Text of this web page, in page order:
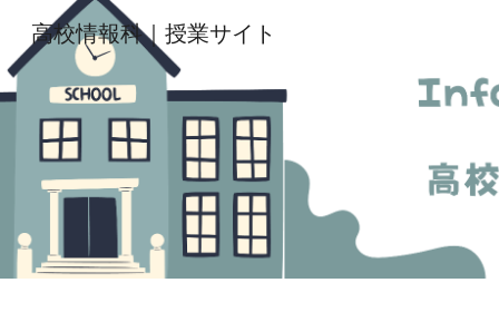
Skip to main content
高校情報科｜授業サイト